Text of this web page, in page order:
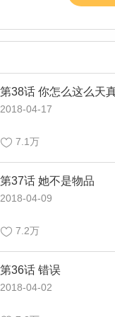
第38话 你怎么这么天
2018-04-17
7.1万
第37话 她不是物品
2018-04-09
7.2万
第36话 错误
2018-04-02